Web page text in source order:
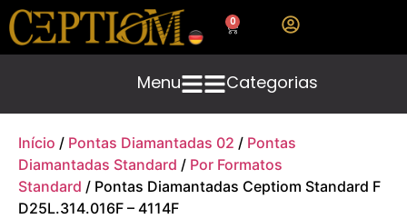
0
Menu Categorias
Início / Pontas Diamantadas 02 / Pontas
Diamantadas Standard / Por Formatos
Standard / Pontas Diamantadas Ceptiom Standard F
D25L.314.016F – 4114F